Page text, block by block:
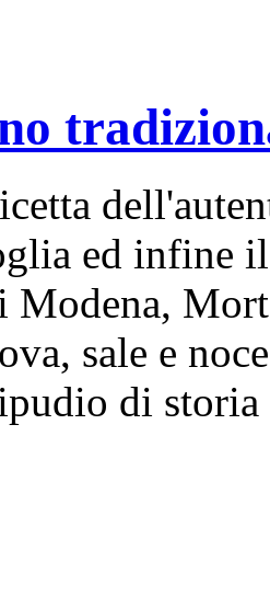
ed infine
Modena,
sale e
di storia